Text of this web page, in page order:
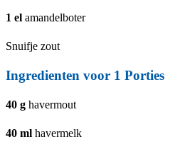
1 el amandelboter
Snuifje zout
Ingredienten voor 1 Porties
40 g havermout
40 ml havermelk